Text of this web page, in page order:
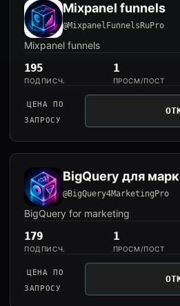
Mixpanel funnels
@MixpanelFunnelsRuPro
Mixpanel funnels
195
ПОДПИСЧ.
1
ПРОСМ/ПОСТ
ЦЕНА ПО
ЗАПРОСУ
BigQuery для
@BigQuery4MarketingPro
BigQuery for marketing
179
ПОДПИСЧ.
1
ПРОСМ/ПОСТ
ЦЕНА ПО
ЗАПРОСУ